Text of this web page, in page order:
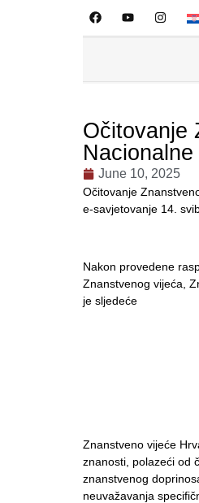
Očitovanje
June 10, 2025
Očitovanje
e-savjetovanje 14.
Nakon provedene
Znanstvenog vijeća,
je sljedeće
Znanstveno vijeće
znanosti, polazeći od
znanstvenog
neuvažavanja